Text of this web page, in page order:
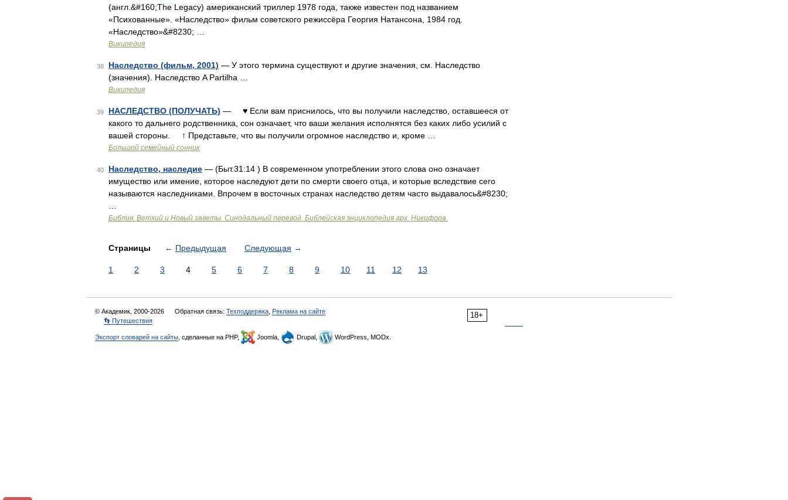
(англ.&#160;The Legacy) американский триллер 1978 года, также известен под названием
«Психованные». «Наследство» фильм советского режиссёра Георгия Натансона, 1984 год.
«Наследство»&#8230; …
Википедия
38 Наследство (фильм, 2001) — У этого термина существуют и другие значения, см. Наследство
(значения). Наследство A Partilha …
Википедия
39 НАСЛЕДСТВО (ПОЛУЧАТЬ) — ♥ Если вам приснилось, что вы получили наследство, оставшееся от
какого то дальнего родственника, сон означает, что ваши желания исполнятся без каких либо усилий с
вашей стороны. ↑ Представьте, что вы получили огромное наследство и, кроме …
Большой семейный сонник
40 Наследство, наследие — (Быт.31:14 ) В современном употреблении этого слова оно означает
имущество или имение, которое наследуют дети по смерти своего отца, и которые вследствие сего
называются наследниками. Впрочем в восточных странах наследство детям часто выдавалось&#8230;
Библия. Ветхий и Новый заветы. Синодальный перевод. Библейская энциклопедия арх. Никифора.
Страницы ← Предыдущая Следующая →
1 2 3 4 5 6 7 8 9 10 11 12 13
18+
© Академик, 2000-2026 Обратная связь: Техподдержка Реклама на сайте
👣 Путешествия
Экспорт словарей на сайты , сделанные на PHP, Joomla, Drupal, WordPress, MODx.